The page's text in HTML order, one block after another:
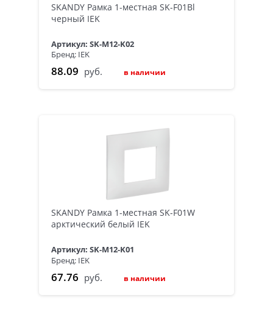
SKANDY Рамка 1-местная SK-F01Bl
черный IEK
Артикул: SK-M12-K02
Бренд: IEK
88.09 руб. в наличии
SKANDY Рамка 1-местная SK-F01W
арктический белый IEK
Артикул: SK-M12-K01
Бренд: IEK
67.76 руб. в наличии